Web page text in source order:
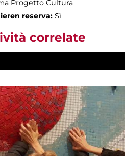
Progetto Cultura
reserva: Sì
correlate